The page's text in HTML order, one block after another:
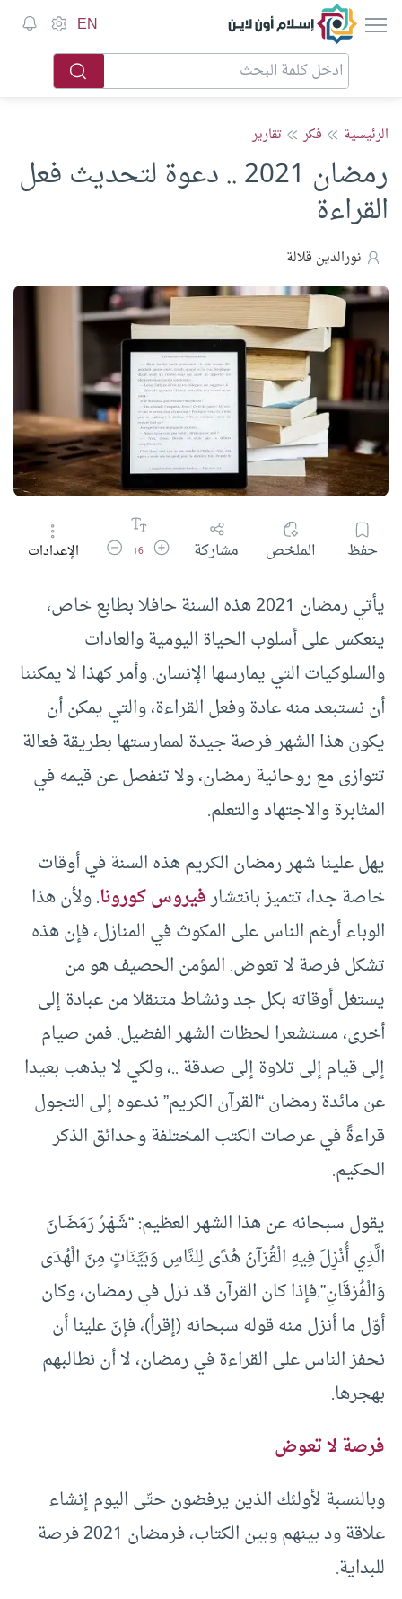
إسلام أون لاين EN
الرئيسية فكر تقارير
رمضان 2021 .. دعوة لتحديث فعل
القراءة
نورالدين قلالة
حفظ الملخص مشاركة زيادة حجم الخط
16 تقليل حجم الخط
الإعدادات
يأتي رمضان 2021 هذه السنة حافلا بطابع خاص،
ينعكس على أسلوب الحياة اليومية والعادات
والسلوكيات التي يمارسها الإنسان. وأمر كهذا لا يمكننا
أن نستبعد منه عادة وفعل القراءة، والتي يمكن أن
يكون هذا الشهر فرصة جيدة لممارستها بطريقة فعالة
تتوازى مع روحانية رمضان، ولا تنفصل عن قيمه في
المثابرة والاجتهاد والتعلم.
يهل علينا شهر رمضان الكريم هذه السنة في أوقات
خاصة جدا، تتميز بانتشارفيروس كورونا. ولأن هذا
الوباء أرغم الناس على المكوث في المنازل، فإن هذه
تشكل فرصة لا تعوض. المؤمن الحصيف هو من
يستغل أوقاته بكل جد ونشاط متنقلا من عبادة إلى
أخرى، مستشعرا لحظات الشهر الفضيل. فمن صيام
إلى قيام إلى تلاوة إلى صدقة ..، ولكي لا يذهب بعيدا
عن مائدة رمضان “القرآن الكريم” ندعوه إلى التجول
قراءةً في عرصات الكتب المختلفة وحدائق الذكر
الحكيم.
يقول سبحانه عن هذا الشهر العظيم: “شَهْرُ رَمَضَانَ
الَّذِي أُنْزِلَ فِيهِ الْقُرْآنُ هُدًى لِلنَّاسِ وَبَيِّنَاتٍ مِنَ الْهُدَى
وَالْفُرْقَانِ”.فإذا كان القرآن قد نزل في رمضان، وكان
أوّل ما أنزل منه قوله سبحانه (إقرأ)، فإنّ علينا أن
نحفز الناس على القراءة في رمضان، لا أن نطالبهم
بهجرها.
فرصة لا تعوض
وبالنسبة لأولئك الذين يرفضون حتّى اليوم إنشاء
علاقة ود بينهم وبين الكتاب، فرمضان 2021 فرصة
للبداية.